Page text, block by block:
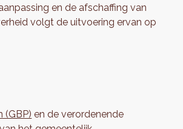
en de afschaffing van
volgt de uitvoering ervan op
(GBP) en de verordenende